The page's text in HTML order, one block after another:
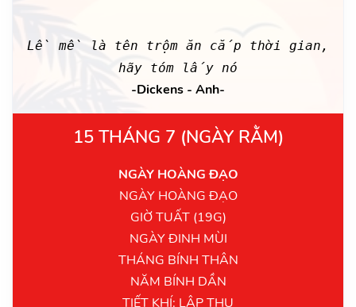
Lề mề là tên trộm ăn cắp thời gian,
hãy tóm lấy nó
-Dickens - Anh-
15 THÁNG 7 (NGÀY RẰM)
NGÀY HOÀNG ĐẠO
NGÀY HOÀNG ĐẠO
GIỜ TUẤT (19G)
NGÀY ĐINH MÙI
THÁNG BÍNH THÂN
NĂM BÍNH DẦN
TIẾT KHÍ: LẬP THU